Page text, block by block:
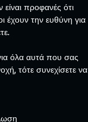
προφανές ότι
έχουν την ευθύνη για
όλα αυτά που σας
τότε συνεχίσετε να